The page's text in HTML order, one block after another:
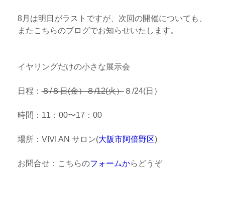
8月は明日がラストですが、次回の開催についても、
またこちらのブログでお知らせいたします。
イヤリングだけの小さな展示会
日程：８/８日(金）８/12(火）８/24(日）
時間：11：00〜17：00
場所：VIVI AN サロン(大阪市阿倍野区)
お問合せ：こちらのフォームからどうぞ